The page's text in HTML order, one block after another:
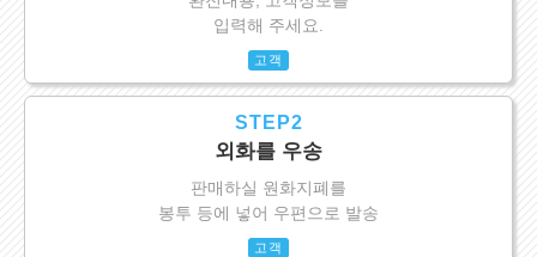
입력해 주세요.
고객
STEP2
외화를 우송
판매하실 원화지폐를
봉투 등에 넣어 우편으로 발송
고객